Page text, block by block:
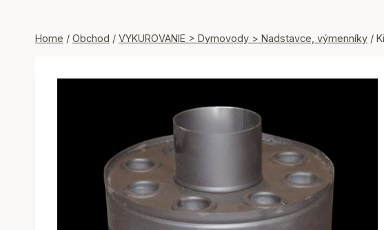
Home / Obchod / VYKUROVANIE > Dymovody > Nadstavce, výmenníky /